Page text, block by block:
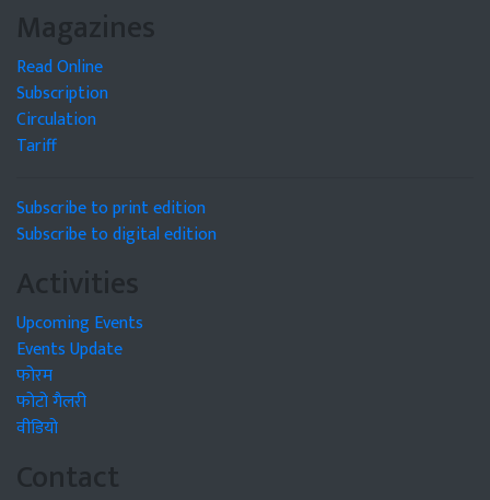
Magazines
Read Online
Subscription
Circulation
Tariff
Subscribe to print edition
Subscribe to digital edition
Activities
Upcoming Events
Events Update
फोरम
फोटो गैलरी
वीडियो
Contact